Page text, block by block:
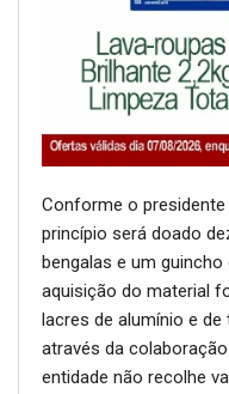
Conforme o presidente
princípio será doado
bengalas e um
aquisição do material
lacres de alumínio e
através da
entidade não recolhe